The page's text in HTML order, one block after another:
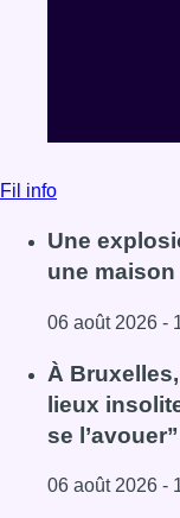
Fil info
Une
une
06 août 2026 -
Lire l'article
À
lieux
se l’avouer”
06 août 2026 -